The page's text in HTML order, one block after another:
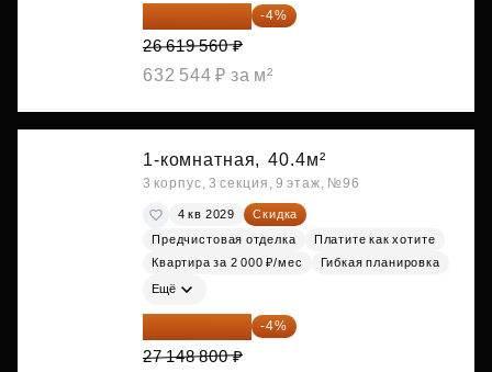
25 554 778 ₽ -4%
26 619 560 ₽
632 544 ₽ за м²
1-комнатная, 40.4м²
3 корпус, 3 секция, 9 этаж, №96
4 кв 2029
Скидка
Предчистовая отделка
Платите как хотите
Квартира за 2 000 ₽/мес
Гибкая планировка
Ещё
26 062 848 ₽ -4%
27 148 800 ₽